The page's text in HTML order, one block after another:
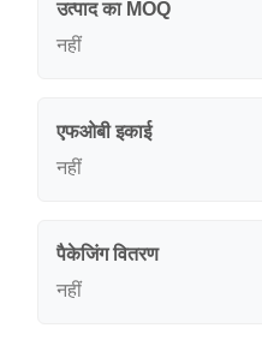
उत्पाद का MOQ
नहीं
एफओबी इकाई
नहीं
पैकेजिंग वितरण
नहीं